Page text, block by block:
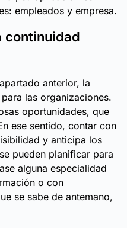
empleados y empresa.
continuidad
anterior, la
las organizaciones.
oportunidades, que
ese sentido, contar con
y anticipa los
pueden planificar para
alguna especialidad
o con
se sabe de antemano,